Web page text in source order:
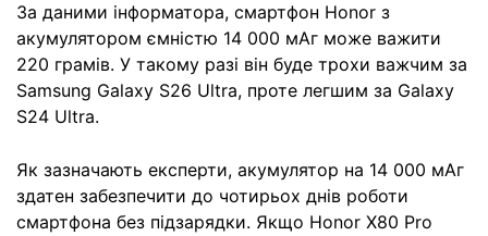
За даними інформатора, смартфон Honor з
акумулятором ємністю 14 000 мАг може важити
220 грамів. У такому разі він буде трохи важчим за
Samsung Galaxy S26 Ultra, проте легшим за Galaxy
S24 Ultra.
Як зазначають експерти, акумулятор на 14 000 мАг
здатен забезпечити до чотирьох днів роботи
смартфона без підзарядки. Якщо Honor X80 Pro